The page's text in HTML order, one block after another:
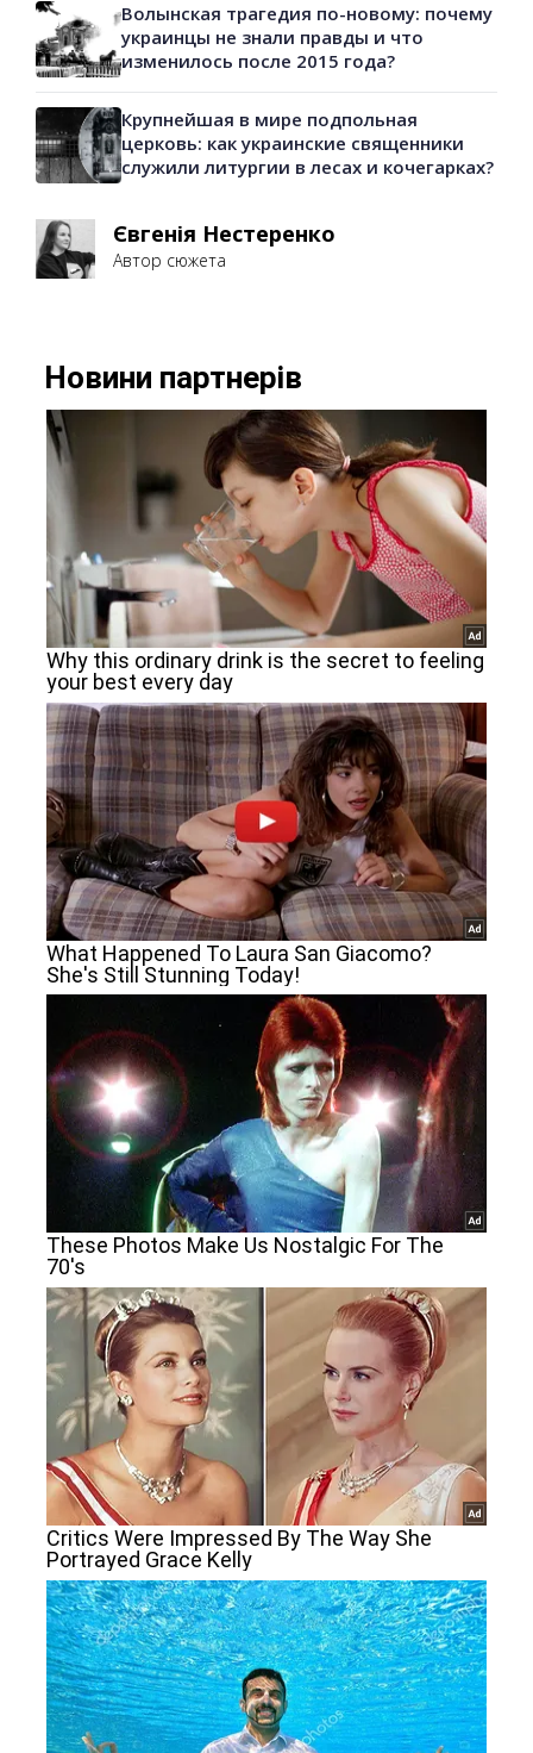
Волынская трагедия по-новому: почему
украинцы не знали правды и что
изменилось после 2015 года?
Крупнейшая в мире подпольная
церковь: как украинские священники
служили литургии в лесах и кочегарках?
Євгенія Нестеренко
Автор сюжета